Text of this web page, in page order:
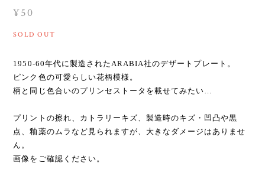
¥50
SOLD OUT
1950-60年代に製造されたARABIA社のデザートプレート。
ピンク色の可愛らしい花柄模様。
柄と同じ色合いのプリンセストータを載せてみたい…
プリントの擦れ、カトラリーキズ、製造時のキズ・凹凸や黒
点、釉薬のムラなど見られますが、大きなダメージはありませ
ん。
画像をご確認ください。